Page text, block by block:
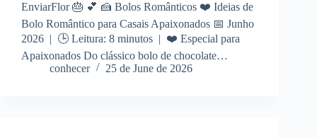
EnviarFlor 🎂 💕 🍰 Bolos Românticos ❤️ Ideias de
Bolo Romântico para Casais Apaixonados 📅 Junho
2026 | 🕒 Leitura: 8 minutos | ❤️ Especial para
Apaixonados Do clássico bolo de chocolate…
conhecer
25 de June de 2026